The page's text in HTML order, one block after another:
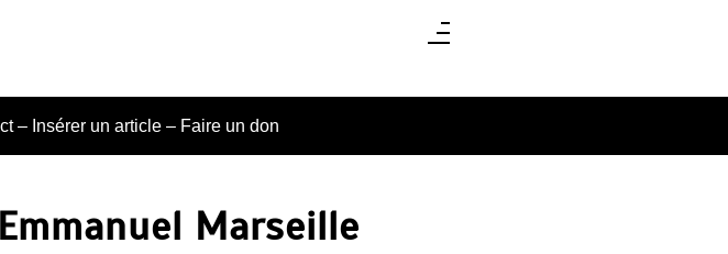
– Insérer un article – Faire un don
Marseille